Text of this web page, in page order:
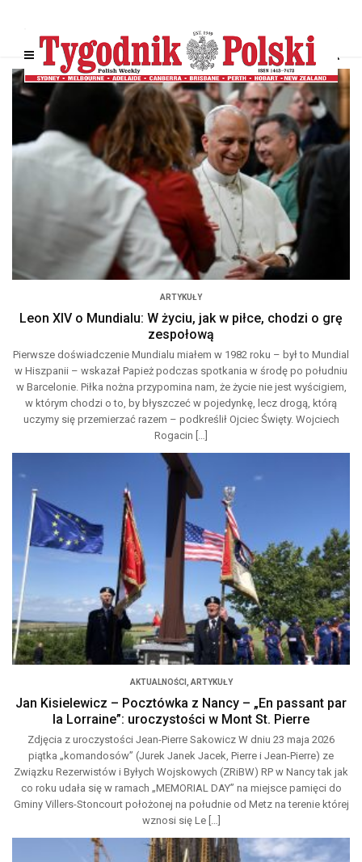
ARTYKUŁY
Leon XIV o Mundialu: W życiu, jak w piłce, chodzi o grę
zespołową
Pierwsze doświadczenie Mundialu miałem w 1982 roku – był to Mundial
w Hiszpanii – wskazał Papież podczas spotkania w środę po południu
w Barcelonie. Piłka nożna przypomina nam, że życie nie jest wyścigiem,
w którym chodzi o to, by błyszczeć w pojedynkę, lecz drogą, którą
uczymy się przemierzać razem – podkreślił Ojciec Święty. Wojciech
Rogacin […]
AKTUALNOŚCI ARTYKUŁY
Jan Kisielewicz – Pocztówka z Nancy – „En passant par
la Lorraine”: uroczystości w Mont St. Pierre
Zdjęcia z uroczystości Jean-Pierre Sakowicz W dniu 23 maja 2026
piątka „komandosów” (Jurek Janek Jacek, Pierre i Jean-Pierre) ze
Związku Rezerwistów i Byłych Wojskowych (ZRiBW) RP w Nancy tak jak
co roku udała się w ramach „MEMORIAL DAY” na miejsce pamięci do
Gminy Villers-Stoncourt położonej na południe od Metz na terenie której
wznosi się Le […]